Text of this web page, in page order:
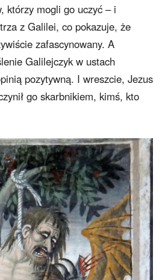
którzy mogli go uczyć – i
z Galilei, co pokazuje, że
zafascynowany. A
Galilejczyk w ustach
pozytywną. I wreszcie, Jezus
go skarbnikiem, kimś, kto